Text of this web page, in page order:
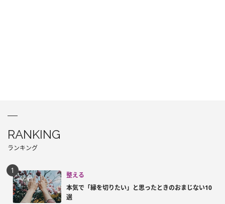
RANKING
ランキング
整える
本気で「縁を切りたい」と思ったときのおまじない10
選